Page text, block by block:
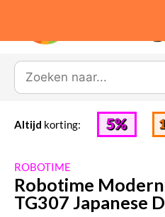
Altijd korting:
ROBOTIME
Robotime
TG307 Japanese